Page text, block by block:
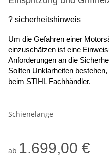
? sicherheitshinweis
Um die Gefahren einer
einzuschätzen ist eine
Anforderungen an die
Sollten Unklarheiten
beim STIHL Fachhändler.
Schienelänge
ab 1.699,00 €